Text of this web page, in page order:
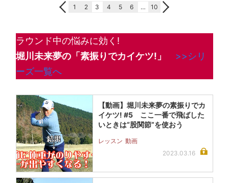
1 2 3 4 5 6 … 10
ラウンド中の悩みに効く!
堀川未来夢の「素振りでカイケツ!」
>>シリ
ーズ一覧へ
【動画】堀川未来夢の素振りでカ
イケツ! #5 ここ一番で飛ばした
いときは“股関節”を使おう
レッスン 動画
2023.03.16